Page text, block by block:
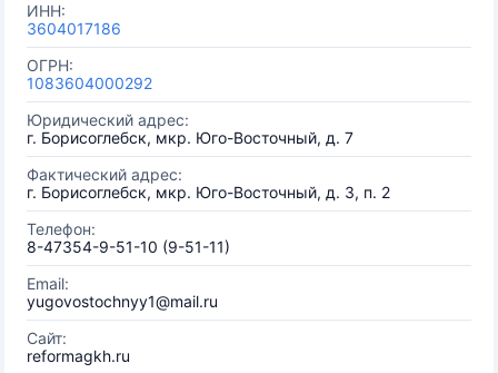
ИНН:
3604017186
ОГРН:
1083604000292
Юридический адрес:
г. Борисоглебск, мкр. Юго-Восточный, д. 7
Фактический адрес:
г. Борисоглебск, мкр. Юго-Восточный, д. 3, п. 2
Телефон:
8-47354-9-51-10 (9-51-11)
Email:
yugovostochnyy1@mail.ru
Сайт:
reformagkh.ru